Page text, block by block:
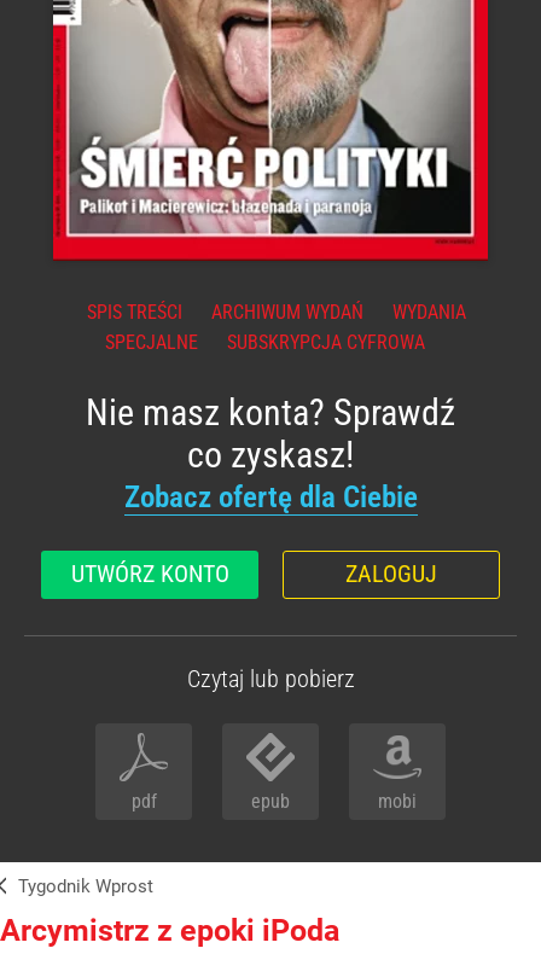
SPIS TREŚCI ARCHIWUM WYDAŃ
WYDANIA
SPECJALNE
SUBSKRYPCJA CYFROWA
Nie masz konta? Sprawdź
co zyskasz!
Zobacz ofertę dla Ciebie
UTWÓRZ KONTO ZALOGUJ
Czytaj lub pobierz
pdf epub mobi
Tygodnik Wprost
Arcymistrz z epoki iPoda